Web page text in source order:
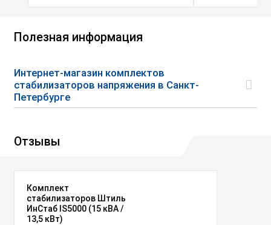
Полезная информация
Интернет-магазин комплектов
стабилизаторов напряжения в Санкт-
Петербурге
Отзывы
Комплект
стабилизаторов Штиль
ИнСтаб IS5000 (15 кВА /
13,5 кВт)